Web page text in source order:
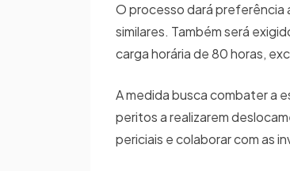
O processo dará preferência
similares. Também será
carga horária de 80 horas,
A medida busca combater a
peritos a realizarem
periciais e colaborar com as